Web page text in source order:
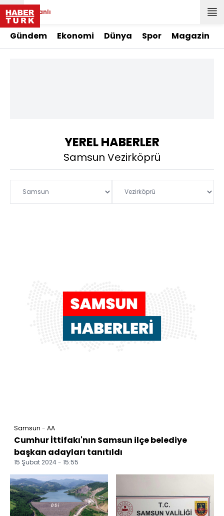
Canlı
Gündem Ekonomi Dünya Spor Magazin
YEREL HABERLER
Samsun Vezirköprü
Samsun - AA
Cumhur İttifakı'nın Samsun ilçe belediye
başkan adayları tanıtıldı
15 Şubat 2024 - 15:55